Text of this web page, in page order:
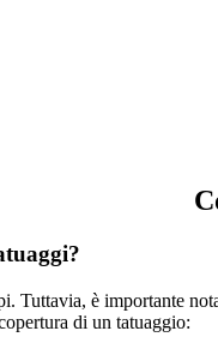
Tuttavia, è importante
di un tatuaggio: